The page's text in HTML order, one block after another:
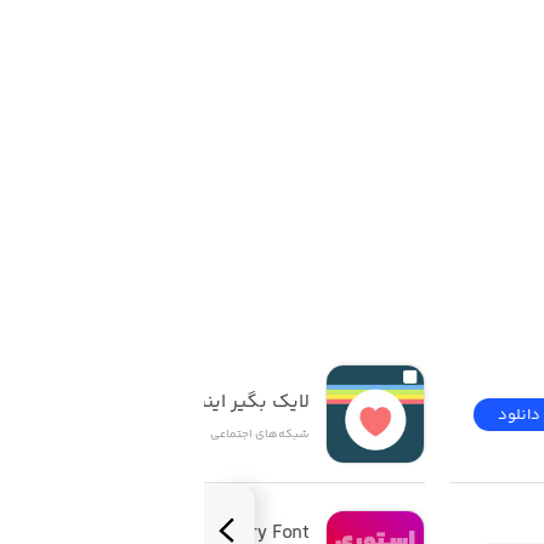
که شما را در شبکه اجتماعی
دانلود لایک بگیر اینستاگرام
شبکه‌های اجتماعی